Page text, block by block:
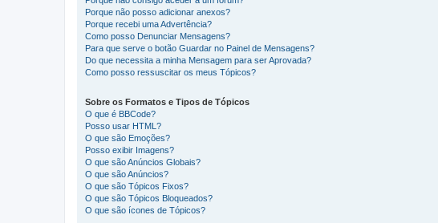
Porque não posso adicionar anexos?
Porque recebi uma Advertência?
Como posso Denunciar Mensagens?
Para que serve o botão Guardar no Painel de Mensagens?
Do que necessita a minha Mensagem para ser Aprovada?
Como posso ressuscitar os meus Tópicos?
Sobre os Formatos e Tipos de Tópicos
O que é BBCode?
Posso usar HTML?
O que são Emoções?
Posso exibir Imagens?
O que são Anúncios Globais?
O que são Anúncios?
O que são Tópicos Fixos?
O que são Tópicos Bloqueados?
O que são ícones de Tópicos?